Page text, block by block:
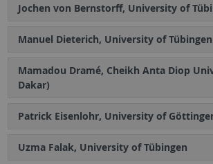
Jochen von Bernstorff, University of
Manuel Dieterich, University of Tübingen
Mamadou Dramé, Cheikh Anta Diop
Dakar)
Patrick Eisenlohr, University of
Uzma Falak, University of Tübingen